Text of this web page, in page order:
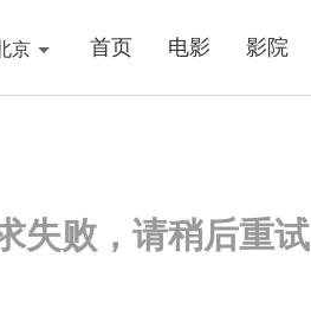
京 首页 电影 影院
失败，请稍后重试